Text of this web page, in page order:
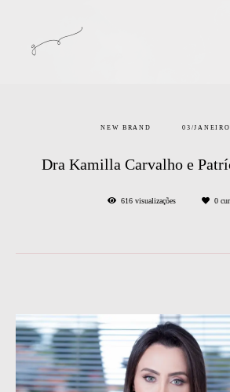
NEW BRAND 03/
Dra Kamilla Carvalho e
616visualizações 0